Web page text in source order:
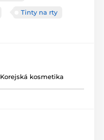
Tinty na rty
Korejská kosmetika